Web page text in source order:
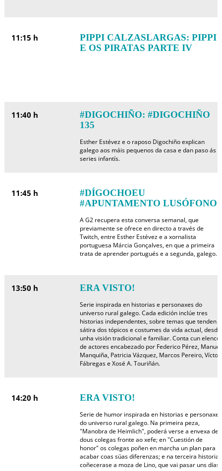
11:15 h
PIPPI CALZASLARGAS: PIPPI
E OS PIRATAS PARTE IV
11:40 h
#DIGOCHIÑO: #DIGOCHIÑO
135
Esther Estévez e o raposo Digochiño explican
galego aos máis pequenos da casa e dan paso ás
series infantís.
11:45 h
#DÍGOCHOEU
#APUNTAMENTO LUSÓFONO
A G2 recupera esta conversa semanal, que
previamente se ofrece en directo a través de
Twitch, entre Esther Estévez e a xornalista
portuguesa Márcia Gonçalves, en que a primeira
trata de aprender portugués e a segunda, galego.
13:50 h ERA VISTO!
Serie inspirada en historias e personaxes do
universo rural galego. Cada edición inclúe tres
historias independentes, sobre temas que tenden á
sátira dos tópicos e costumes da vida actual, desde
unha visión tradicional e familiar. Conta cun elenco
de actores encabezado por Federico Pérez, Manuel
Manquiña, Patricia Vázquez, Marcos Pereiro, Víctor
Fábregas e Xosé A. Touriñán.
14:20 h ERA VISTO!
Serie de humor inspirada en historias e personaxes
do universo rural galego. Na primeira peza,
"Manobra de Heimlich", poderá verse a envexa de
dous colegas fronte ao xefe; en "Cuestión de
honor" os colegas poñen en marcha un plan para
acabar coas súas diferenzas; e na terceira historia
coñecerase a moza de Lino, que vai pasar uns días